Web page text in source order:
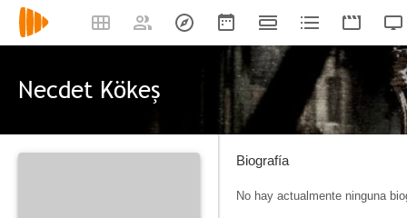
Necdet Kökeş
Biografía
No hay actualmente ninguna